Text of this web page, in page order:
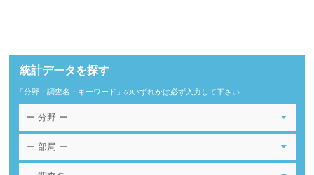
統計データを探す
「分野・調査名・キーワード」のいずれかは必ず入力して下さい